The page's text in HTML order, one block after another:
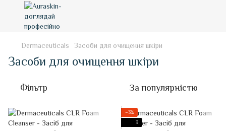
Dermaceuticals Засоби для очищення шкіри
Засоби для очищення шкіри
Фільтр За популярністю
−3%
3